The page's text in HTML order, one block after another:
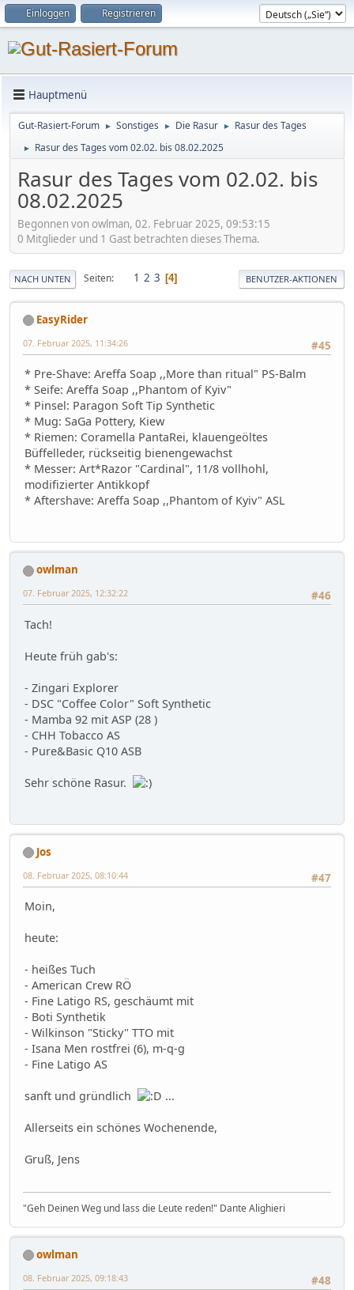
Einloggen Registrieren
Hauptmenü
Gut-Rasiert-Forum ► Sonstiges ► Die Rasur ► Rasur des Tages
► Rasur des Tages vom 02.02. bis 08.02.2025
Rasur des Tages vom 02.02. bis
08.02.2025
Begonnen von owlman, 02. Februar 2025, 09:53:15
0 Mitglieder und 1 Gast betrachten dieses Thema.
NACH UNTEN Seiten 1 2 3 4 BENUTZER-AKTIONEN
EasyRider
#45
07. Februar 2025, 11:34:26
* Pre-Shave: Areffa Soap ,,More than ritual" PS-Balm
* Seife: Areffa Soap ,,Phantom of Kyiv"
* Pinsel: Paragon Soft Tip Synthetic
* Mug: SaGa Pottery, Kiew
* Riemen: Coramella PantaRei, klauengeöltes
Büffelleder, rückseitig bienengewachst
* Messer: Art*Razor "Cardinal", 11/8 vollhohl,
modifizierter Antikkopf
* Aftershave: Areffa Soap ,,Phantom of Kyiv" ASL
owlman
#46
07. Februar 2025, 12:32:22
Tach!
Heute früh gab's:
- Zingari Explorer
- DSC "Coffee Color" Soft Synthetic
- Mamba 92 mit ASP (28 )
- CHH Tobacco AS
- Pure&Basic Q10 ASB
Sehr schöne Rasur.
Jos
#47
08. Februar 2025, 08:10:44
Moin,
heute:
- heißes Tuch
- American Crew RÖ
- Fine Latigo RS, geschäumt mit
- Boti Synthetik
- Wilkinson "Sticky" TTO mit
- Isana Men rostfrei (6), m-q-g
- Fine Latigo AS
sanft und gründlich ...
Allerseits ein schönes Wochenende,
Gruß, Jens
"Geh Deinen Weg und lass die Leute reden!" Dante Alighieri
owlman
#48
08. Februar 2025, 09:18:43